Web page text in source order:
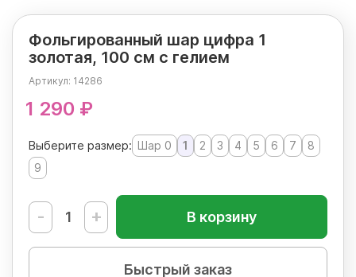
Фольгированный шар цифра 1
золотая, 100 см с гелием
Артикул: 14286
1 290 ₽
Выберите размер: Шар 0 1 2 3 4 5 6 7
8
9
- + В корзину
Быстрый заказ